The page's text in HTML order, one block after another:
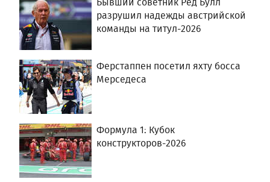
разрушил надежды австрийской
команды на титул-2026
Ферстаппен посетил яхту босса
Мерседеса
Формула 1: Кубок
конструкторов-2026